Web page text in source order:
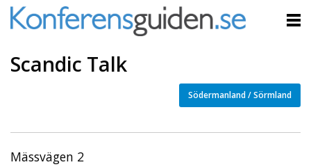
Scandic Talk
Södermanland / Sörmland
Mässvägen 2